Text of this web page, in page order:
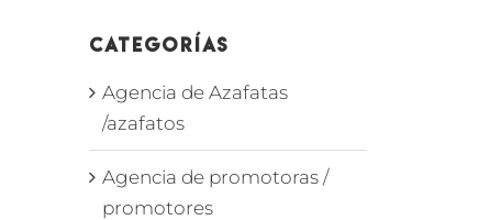
Categorías
Agencia de Azafatas
/azafatos
Agencia de promotoras /
promotores